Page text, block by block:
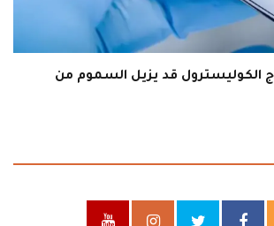
الكوليسترول قد يزيل السموم من